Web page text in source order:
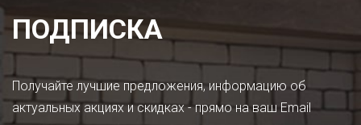
ПОДПИСКА
Получайте лучшие предложения, информацию об
актуальных акциях и скидках - прямо на ваш Email